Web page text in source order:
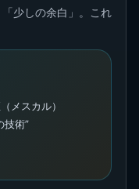
「少しの余白」。これ
メスカル）
技術”